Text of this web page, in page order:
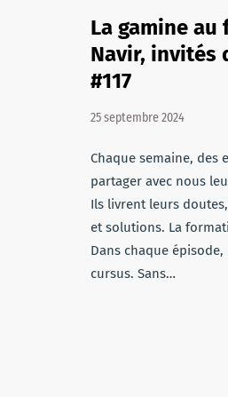
La gamine
Navir, invités
#117
25 septembre 2024
Chaque semaine, des
partager avec nous
Ils livrent leurs
et solutions. La
Dans chaque
cursus. Sans…